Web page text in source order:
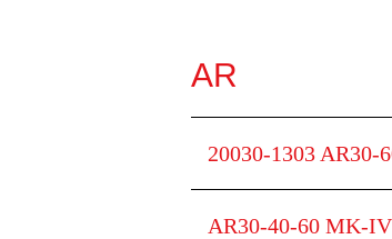
AR
20030-1303 AR30-
AR30-40-60 MK-